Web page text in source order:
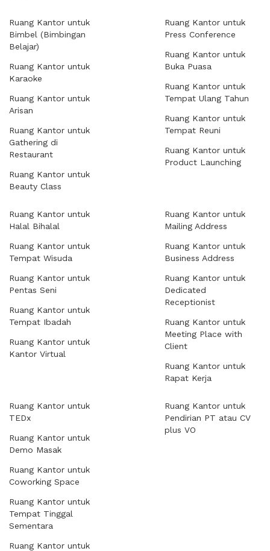
Ruang Kantor untuk
Bimbel (Bimbingan
Belajar)
Ruang Kantor untuk
Karaoke
Ruang Kantor untuk
Arisan
Ruang Kantor untuk
Gathering di
Restaurant
Ruang Kantor untuk
Beauty Class
Ruang Kantor untuk
Press Conference
Ruang Kantor untuk
Buka Puasa
Ruang Kantor untuk
Tempat Ulang Tahun
Ruang Kantor untuk
Tempat Reuni
Ruang Kantor untuk
Product Launching
Ruang Kantor untuk
Halal Bihalal
Ruang Kantor untuk
Tempat Wisuda
Ruang Kantor untuk
Pentas Seni
Ruang Kantor untuk
Tempat Ibadah
Ruang Kantor untuk
Kantor Virtual
Ruang Kantor untuk
Mailing Address
Ruang Kantor untuk
Business Address
Ruang Kantor untuk
Dedicated
Receptionist
Ruang Kantor untuk
Meeting Place with
Client
Ruang Kantor untuk
Rapat Kerja
Ruang Kantor untuk
TEDx
Ruang Kantor untuk
Demo Masak
Ruang Kantor untuk
Coworking Space
Ruang Kantor untuk
Tempat Tinggal
Sementara
Ruang Kantor untuk
Ruang Kantor untuk
Pendirian PT atau CV
plus VO